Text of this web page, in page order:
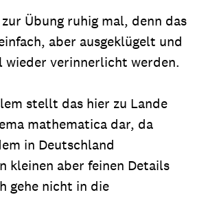
Übung ruhig mal, denn das
aber ausgeklügelt und
wieder verinnerlicht werden.
stellt das hier zu Lande
mathematica dar, da
in Deutschland
kleinen aber feinen Details
gehe nicht in die